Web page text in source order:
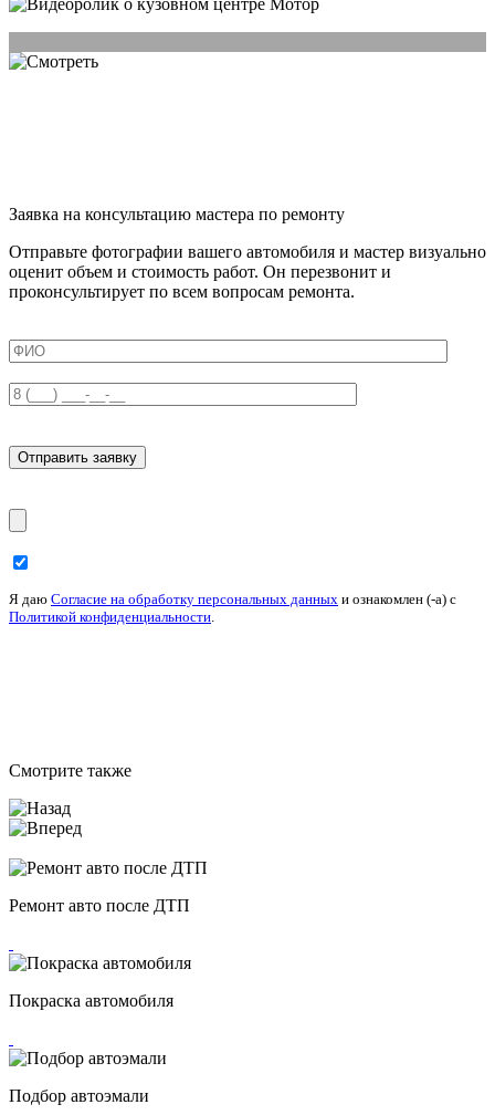
Заявка на консультацию мастера по ремонту
Отправьте фотографии вашего автомобиля и мастер визуально
оценит объем и стоимость работ. Он перезвонит и
проконсультирует по всем вопросам ремонта.
Я даю Согласие на обработку персональных данных и ознакомлен (-а) c
Политикой конфиденциальности
Смотрите также
Ремонт авто после ДТП
Покраска автомобиля
Подбор автоэмали